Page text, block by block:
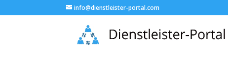
info@dienstleister-portal.com